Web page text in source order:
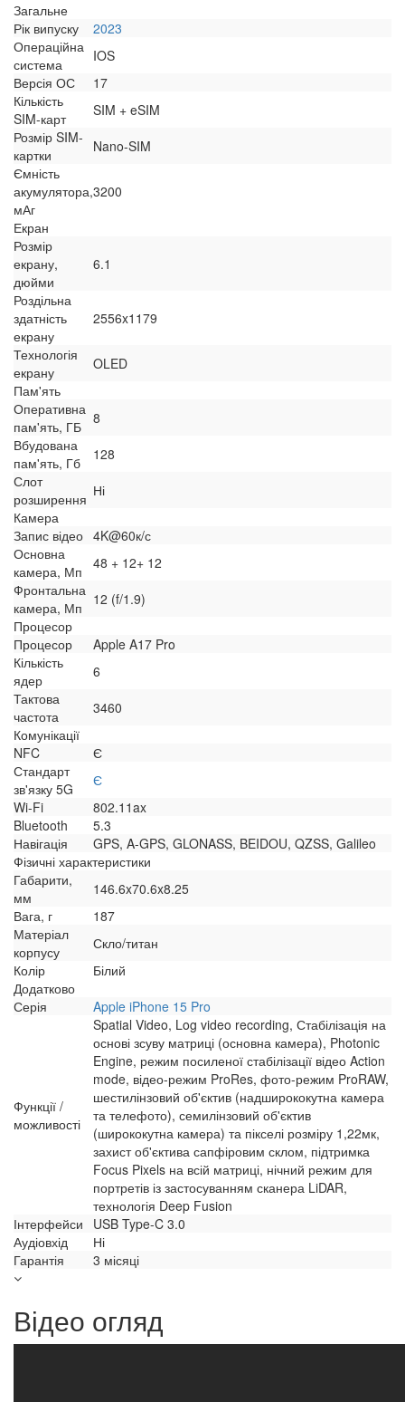
Загальне
Рік випуску
2023
Операційна
система
IOS
Версія ОС
17
Кількість
SIM-карт
SIM + eSIM
Розмір SIM-
картки
Nano-SIM
Ємність
акумулятора,
мАг
3200
Екран
Розмір
екрану,
дюйми
6.1
Роздільна
здатність
екрану
2556x1179
Технологія
екрану
OLED
Пам'ять
Оперативна
пам'ять, ГБ
8
Вбудована
пам'ять, Гб
128
Слот
розширення Ні
Камера
Запис відео 4K@60к/с
Основна
камера, Мп
48 + 12+ 12
Фронтальна
камера, Мп
12 (f/1.9)
Процесор
Процесор
Apple A17 Pro
Кількість
ядер
6
Тактова
частота
3460
Комунікації
NFC
Є
Стандарт
зв'язку 5G
Є
Wi-Fi
802.11ax
Bluetooth
5.3
Навігація
GPS, A-GPS, GLONASS, BEIDOU, QZSS, Galileo
Фізичні характеристики
Габарити,
мм
146.6x70.6x8.25
Вага, г
187
Матеріал
корпусу
Скло/титан
Колір
Білий
Додатково
Серія
Apple iPhone 15 Pro
Функції /
можливості
Spatial Video, Log video recording, Стабілізація на
основі зсуву матриці (основна камера), Photonic
Engine, режим посиленої стабілізації відео Action
mode, відео-режим ProRes, фото-режим ProRAW,
шестилінзовий об'єктив (надширококутна камера
та телефото), семилінзовий об'єктив
(ширококутна камера) та пікселі розміру 1,22мк,
захист об'єктива сапфіровим склом, підтримка
Focus Pixels на всій матриці, нічний режим для
портретів із застосуванням сканера LiDAR,
технологія Deep Fusion
Інтерфейси
USB Type-C 3.0
Аудіовхід
Ні
Гарантія
3 місяці
Відео огляд